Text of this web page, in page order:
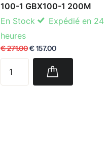
100-1 GBX100-1 200M
En Stock
Expédié en 24
heures
€ 271.00€ 157.00